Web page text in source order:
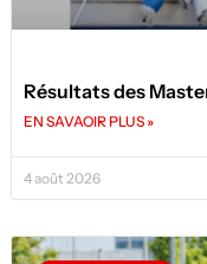
Résultats des
EN SAVAOIR PLUS »
4 août 2026